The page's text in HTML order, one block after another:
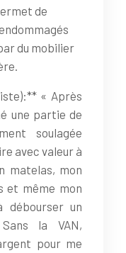
de
du mobilier
« Après
une partie de
soulagée
avec valeur à
matelas, mon
et même mon
débourser un
la VAN,
pour me